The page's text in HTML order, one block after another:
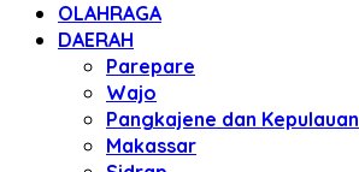
OLAHRAGA
DAERAH
Parepare
Wajo
Pangkajene dan Kepulauan
Makassar